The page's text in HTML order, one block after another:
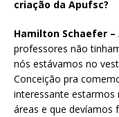
criação da Apufsc?
Hamilton Schaefer –
professores não
nós estávamos no
Conceição pra
interessante
áreas e que devíamos